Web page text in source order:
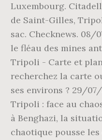
Luxembourg.
de Saint-Gilles,
sac. Checknews. 08/
le fléau des mines
Tripoli - Carte et
recherchez la carte
ses environs ? 29/07/
Tripoli : face au
à Benghazi, la
chaotique pousse